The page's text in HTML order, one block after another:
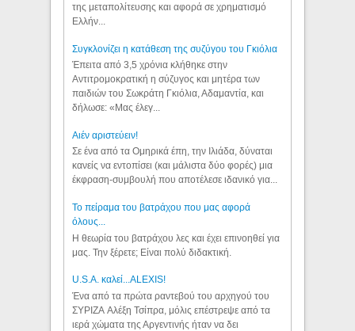
της μεταπολίτευσης και αφορά σε χρηματισμό
Ελλήν...
Συγκλονίζει η κατάθεση της συζύγου του Γκιόλια
Έπειτα από 3,5 χρόνια κλήθηκε στην
Αντιτρομοκρατική η σύζυγος και μητέρα των
παιδιών του Σωκράτη Γκιόλια, Αδαμαντία, και
δήλωσε: «Μας έλεγ...
Aιέν αριστεύειν!
Σε ένα από τα Ομηρικά έπη, την Ιλιάδα, δύναται
κανείς να εντοπίσει (και μάλιστα δύο φορές) μια
έκφραση-συμβουλή που αποτέλεσε ιδανικό για...
Το πείραμα του βατράχου που μας αφορά
όλους...
Η θεωρία του βατράχου λες και έχει επινοηθεί για
μας. Την ξέρετε; Είναι πολύ διδακτική.
U.S.A. καλεί...ALEXIS!
Ένα από τα πρώτα ραντεβού του αρχηγού του
ΣΥΡΙΖΑ Αλέξη Τσίπρα, μόλις επέστρεψε από τα
ιερά χώματα της Αργεντινής ήταν να δει